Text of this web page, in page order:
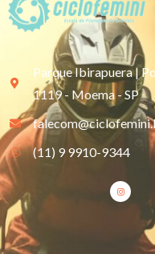
Parque Ibirapuera |
1119 - Moema - SP
(11) 9 9910-9344